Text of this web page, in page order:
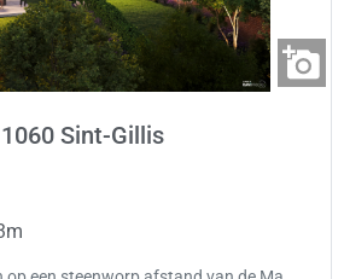
Sint-Gillis